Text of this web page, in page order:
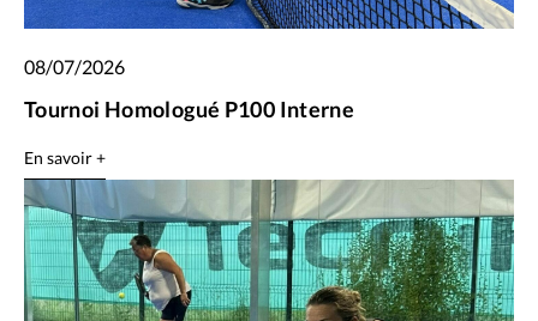
08/07/2026
Tournoi Homologué P100 Interne
En savoir +